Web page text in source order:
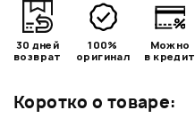
Коротко о товаре:
30 дней
возврат
100%
оригинал
Можно
в кредит